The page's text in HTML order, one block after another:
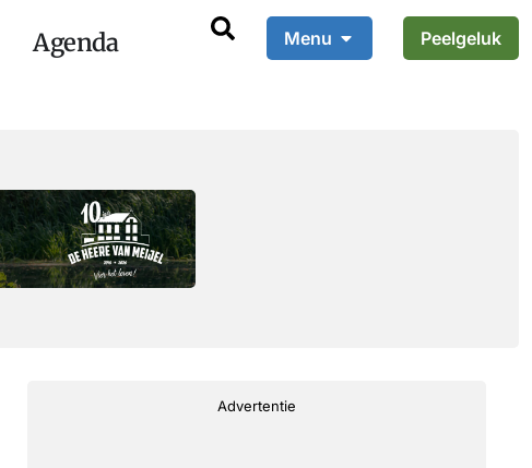
Agenda Menu Peelgeluk
Advertentie